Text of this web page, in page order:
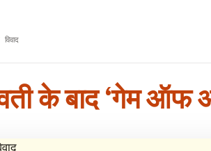
के बाद ‘गेम ऑफ